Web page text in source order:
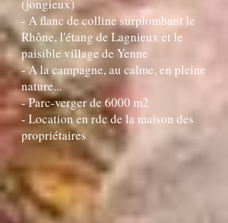
(jongieux)
- A flanc de colline surplombant le
Rhône, l'étang de Lagnieux et le
paisible village de Yenne
- A la campagne, au calme, en pleine
nature...
- Parc-verger de 6000 m2
- Location en rdc de la maison des
propriétaires